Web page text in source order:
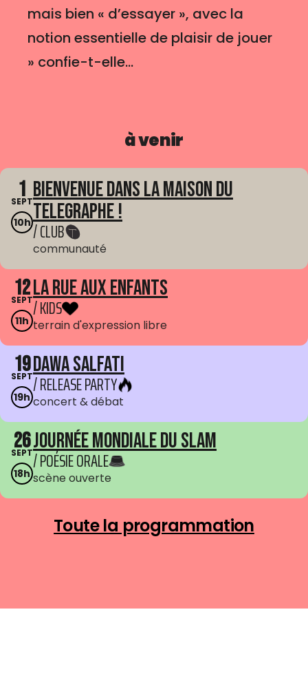
mais bien « d’essayer », avec la
notion essentielle de plaisir de jouer
» confie-t-elle...
à venir
1
SEPT
10h
Bienvenue dans La Maison du
Telegraphe !
/ CLUB
communauté
12
SEPT
11h
La Rue aux enfants
/ KIDS
terrain d'expression libre
19
SEPT
19h
Dawa Salfati
/ RELEASE PARTY
concert & débat
26
SEPT
18h
Journée mondiale du Slam
/ POÉSIE ORALE
scène ouverte
Toute la programmation